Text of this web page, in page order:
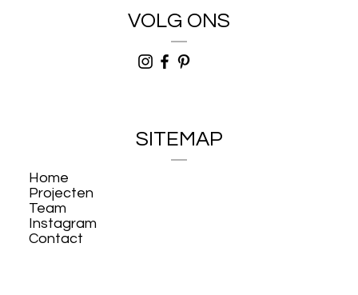
VOLG ONS
SITEMAP
Home
Projecten
Team
Instagram
Contact